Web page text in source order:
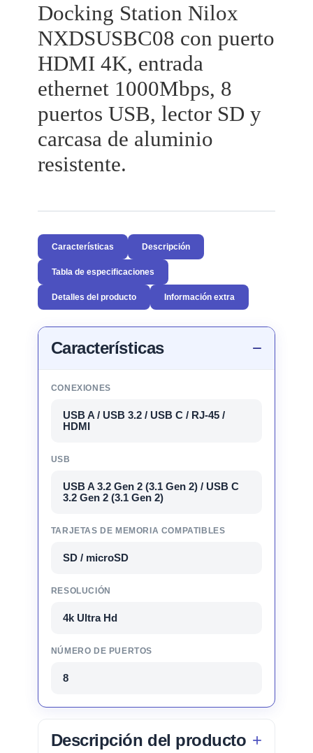
Docking Station Nilox
NXDSUSBC08 con puerto
HDMI 4K, entrada
ethernet 1000Mbps, 8
puertos USB, lector SD y
carcasa de aluminio
resistente.
Características Descripción
Tabla de especificaciones
Detalles del producto Información extra
Características
CONEXIONES
USB A / USB 3.2 / USB C / RJ-45 /
HDMI
USB
USB A 3.2 Gen 2 (3.1 Gen 2) / USB C
3.2 Gen 2 (3.1 Gen 2)
TARJETAS DE MEMORIA COMPATIBLES
SD / microSD
RESOLUCIÓN
4k Ultra Hd
NÚMERO DE PUERTOS
8
Descripción del producto